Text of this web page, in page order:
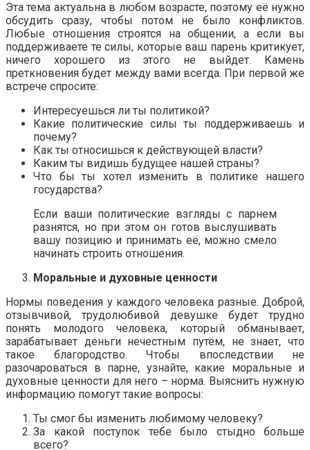
Эта тема актуальна в любом возрасте, поэтому её нужно
обсудить сразу, чтобы потом не было конфликтов.
Любые отношения строятся на общении, а если вы
поддерживаете те силы, которые ваш парень критикует,
ничего хорошего из этого не выйдет. Камень
преткновения будет между вами всегда. При первой же
встрече спросите:
Интересуешься ли ты политикой?
Какие политические силы ты поддерживаешь и
почему?
Как ты относишься к действующей власти?
Каким ты видишь будущее нашей страны?
Что бы ты хотел изменить в политике нашего
государства?
Если ваши политические взгляды с парнем
разнятся, но при этом он готов выслушивать
вашу позицию и принимать её, можно смело
начинать строить отношения.
Моральные и духовные ценности
Нормы поведения у каждого человека разные. Доброй,
отзывчивой, трудолюбивой девушке будет трудно
понять молодого человека, который обманывает,
зарабатывает деньги нечестным путём, не знает, что
такое благородство. Чтобы впоследствии не
разочароваться в парне, узнайте, какие моральные и
духовные ценности для него – норма. Выяснить нужную
информацию помогут такие вопросы:
Ты смог бы изменить любимому человеку?
За какой поступок тебе было стыдно больше
всего?